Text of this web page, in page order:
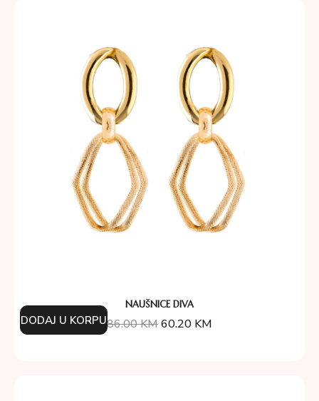
NAUŠNICE DIVA
86.00KM60.20 KM
DODAJ U KORPU